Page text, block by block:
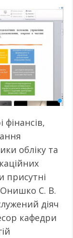
фінансів,
обліку та
присутні
Онишко С. В.
діяч
кафедри